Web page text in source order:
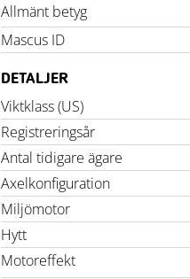
Allmänt betyg
Mascus ID
DETALJER
Viktklass (US)
Registreringsår
Antal tidigare ägare
Axelkonfiguration
Miljömotor
Hytt
Motoreffekt